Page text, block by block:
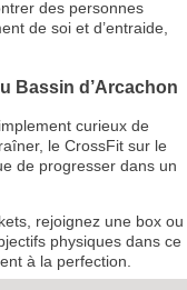
des personnes
de soi et d’entraide,
Bassin d’Arcachon
curieux de
le CrossFit sur le
de progresser dans un
rejoignez une box ou
physiques dans ce
à la perfection.